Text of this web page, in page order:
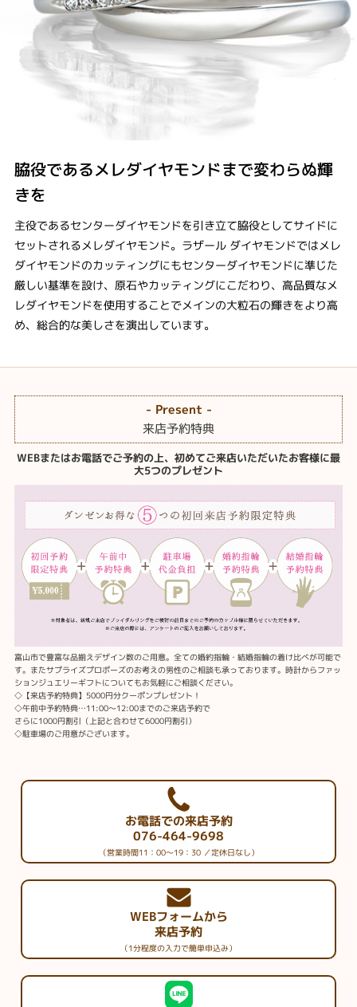
脇役であるメレダイヤモンドまで変わらぬ輝
きを
主役であるセンターダイヤモンドを引き立て脇役としてサイドに
セットされるメレダイヤモンド。ラザール ダイヤモンドではメレ
ダイヤモンドのカッティングにもセンターダイヤモンドに準じた
厳しい基準を設け、原石やカッティングにこだわり、高品質なメ
レダイヤモンドを使用することでメインの大粒石の輝きをより高
め、総合的な美しさを演出しています。
- Present -
来店予約特典
WEBまたはお電話でご予約の上、初めてご来店いただいたお客様に最
大5つのプレゼント
富山市で豊富な品揃えデザイン数のご用意。全ての婚約指輪・結婚指輪の着け比べが可能で
す。またサプライズプロポーズのお考えの男性のご相談も承っております。時計からファッ
ションジュエリーギフトについてもお気軽にご相談ください。
◇【来店予約特典】5000円分クーポンプレゼント！
◇午前中予約特典…11:00～12:00までのご来店予約で
さらに1000円割引（上記と合わせて6000円割引）
◇駐車場のご用意がございます。
お電話での来店予約
076-464-9698
（営業時間11：00～19：30 ／定休日なし）
WEBフォームから
来店予約
（1分程度の入力で簡単申込み）